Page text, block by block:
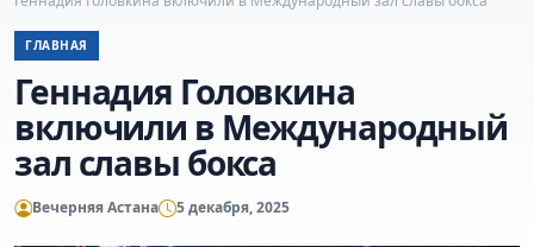
ГЛАВНАЯ
Геннадия Головкина
включили в Международный
зал славы бокса
Вечерняя Астана 5 декабря, 2025